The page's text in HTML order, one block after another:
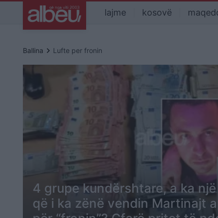
lajme kosovë
Ballina keyboard_arrow_right Lufte per fronin
4 grupe kundërshtare, a ka një
që i ka zënë vendin Martinajt